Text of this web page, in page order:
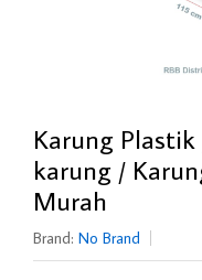
Karung
karung /
Murah
Brand: No Brand